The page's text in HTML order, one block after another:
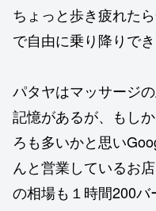
ちょっと歩き疲れた
で自由に乗り降りで
パタヤはマッサージ
記憶があるが、もし
ろも多いかと思い
んと営業しているお
の相場も１時間200